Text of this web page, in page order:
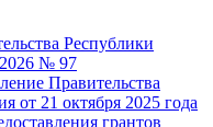
Республики
№ 97
Правительства
от 21 октября 2025 года
грантов